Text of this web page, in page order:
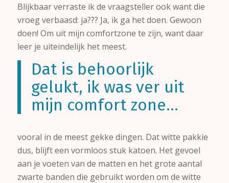
Blijkbaar verraste ik de vraagsteller ook want die
vroeg verbaasd: ja??? Ja, ik ga het doen. Gewoon
doen! Om uit mijn comfortzone te zijn, want daar
leer je uiteindelijk het meest.
Dat is behoorlijk
gelukt, ik was ver uit
mijn comfort zone…
vooral in de meest gekke dingen. Dat witte pakkie
dus, blijft een vormloos stuk katoen. Het gevoel
aan je voeten van de matten en het grote aantal
zwarte banden die gebruikt worden om de witte